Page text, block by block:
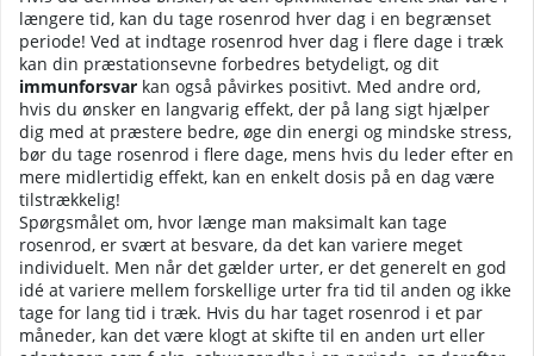
længere tid, kan du tage rosenrod hver dag i en begrænset
periode! Ved at indtage rosenrod hver dag i flere dage i træk
kan din præstationsevne forbedres betydeligt, og dit
immunforsvar kan også påvirkes positivt. Med andre ord,
hvis du ønsker en langvarig effekt, der på lang sigt hjælper
dig med at præstere bedre, øge din energi og mindske stress,
bør du tage rosenrod i flere dage, mens hvis du leder efter en
mere midlertidig effekt, kan en enkelt dosis på en dag være
tilstrækkelig!
Spørgsmålet om, hvor længe man maksimalt kan tage
rosenrod, er svært at besvare, da det kan variere meget
individuelt. Men når det gælder urter, er det generelt en god
idé at variere mellem forskellige urter fra tid til anden og ikke
tage for lang tid i træk. Hvis du har taget rosenrod i et par
måneder, kan det være klogt at skifte til en anden urt eller